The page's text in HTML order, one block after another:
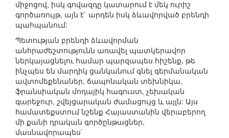
միջոցով, իսկ գովազդը կատարում է մեկ ուրիշ
գործառույթ, այն է` արդեն իսկ ձևավորված բրենդի
պահպանում:
Պետության բրենդի ձևավորման
անհրաժեշտությունն առավել պատկերավոր
ներկայացնելու համար պարզապես հիշենք, թե
ինչպես են մարդիկ ցանկանում գնել գերմանական
ավտոմեքենաներ, ճապոնական տեխնիկա,
ֆրանսիական մոդայիկ հագուստ, չեխական
գարեջուր, շվեյցարական ժամացույց և այլն: Այս
համատեքստում նշենք Հայաստանին վերաբերող
մի քանի դրական գործընթացներ,
մասնավորապես`